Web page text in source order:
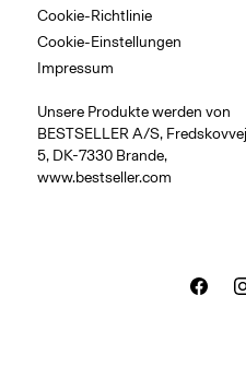
Cookie-Richtlinie
Cookie-Einstellungen
Impressum
Unsere Produkte werden von
BESTSELLER A/S, Fredskovvej
5, DK-7330 Brande,
www.bestseller.com